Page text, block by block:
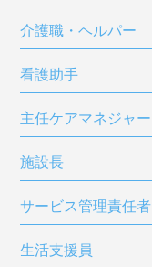
介護職・ヘルパー
看護助手
主任ケアマネジャー
施設長
サービス管理責任者
生活支援員